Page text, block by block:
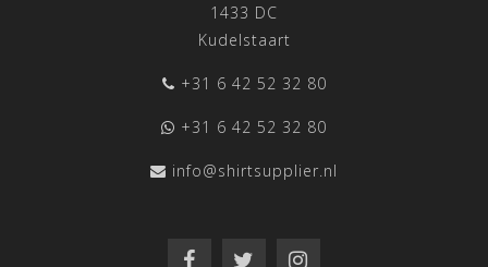
1433 DC
Kudelstaart
+31 6 42 52 32 80
+31 6 42 52 32 80
info@shirtsupplier.nl